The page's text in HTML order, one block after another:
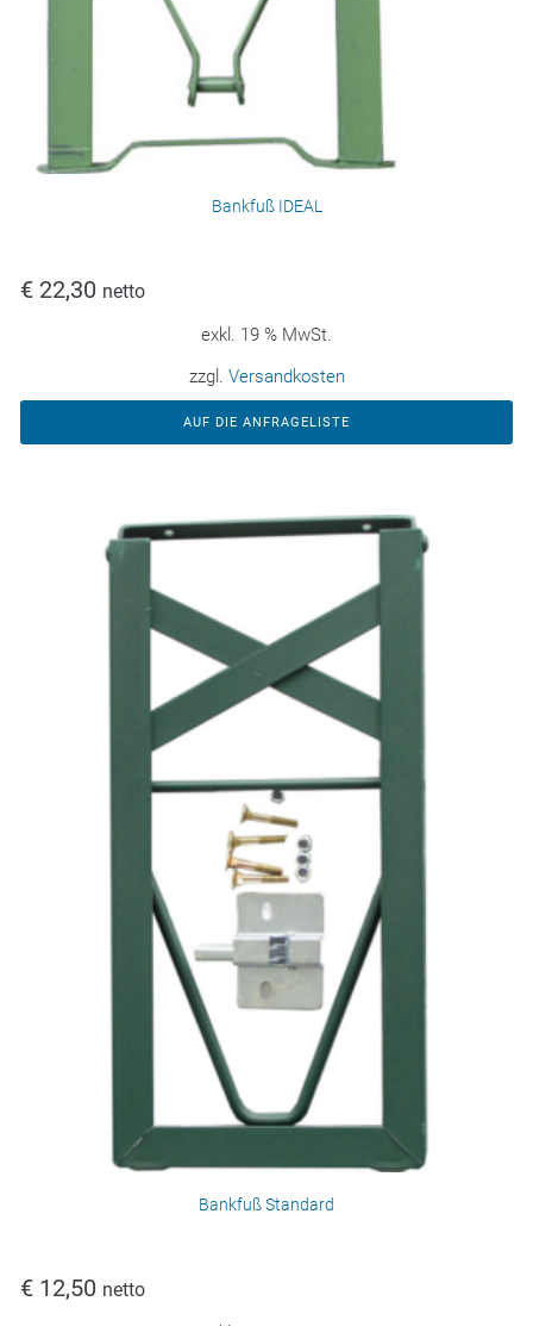
Bankfuß IDEAL
€ 22,30 netto
exkl. 19 % MwSt.
zzgl. Versandkosten
AUF DIE ANFRAGELISTE
Bankfuß Standard
€ 12,50 netto